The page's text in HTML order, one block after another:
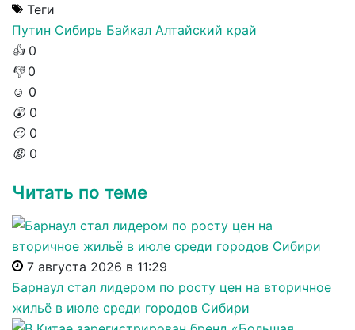
Теги
Путин Сибирь Байкал Алтайский край
👍 0
👎 0
☺️ 0
😲 0
😔 0
😡 0
Читать по теме
7 августа 2026 в 11:29
Барнаул стал лидером по росту цен на вторичное
жильё в июле среди городов Сибири